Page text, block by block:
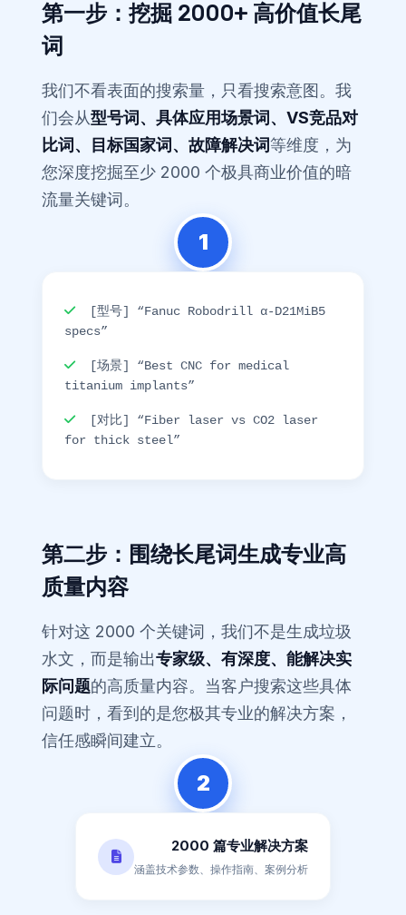
第一步：挖掘 2000+ 高价值长尾
词
我们不看表面的搜索量，只看搜索意图。我
们会从型号词、具体应用场景词、VS竞品对
比词、目标国家词、故障解决词等维度，为
您深度挖掘至少 2000 个极具商业价值的暗
流量关键词。
1
[型号] “Fanuc Robodrill α-D21MiB5
specs”
[场景] “Best CNC for medical
titanium implants”
[对比] “Fiber laser vs CO2 laser
for thick steel”
第二步：围绕长尾词生成专业高
质量内容
针对这 2000 个关键词，我们不是生成垃圾
水文，而是输出专家级、有深度、能解决实
际问题的高质量内容。当客户搜索这些具体
问题时，看到的是您极其专业的解决方案，
信任感瞬间建立。
2
2000 篇专业解决方案
涵盖技术参数、操作指南、案例分析